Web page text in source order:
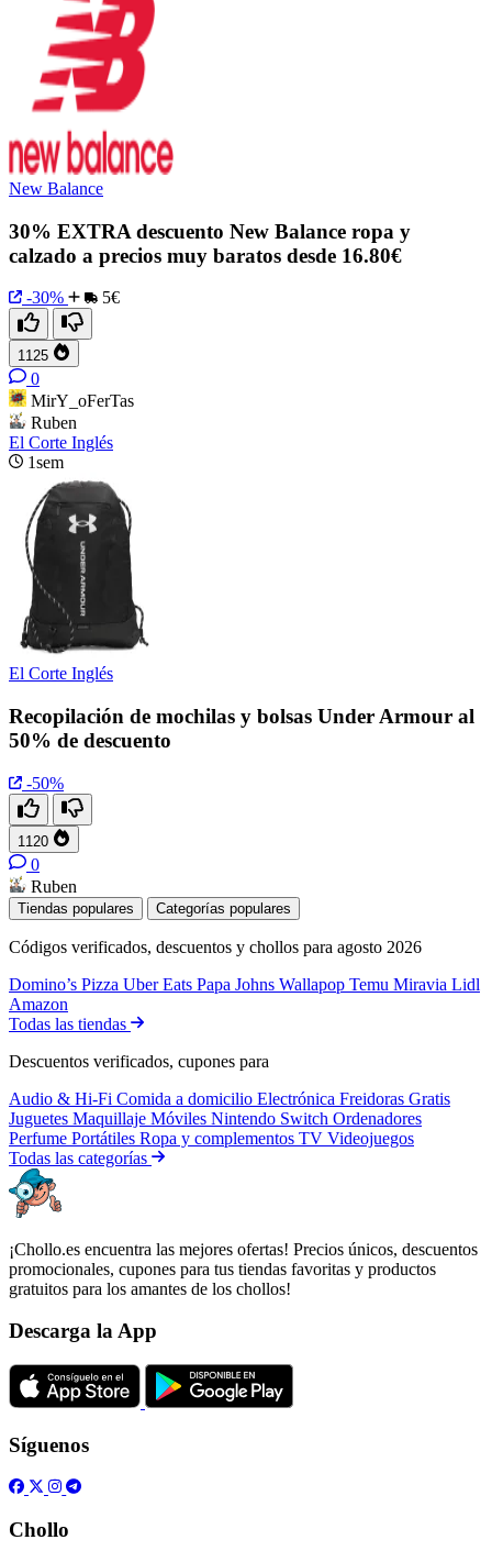
New Balance
30% EXTRA descuento New Balance ropa y
calzado a precios muy baratos desde 16.80€
-30% 5€
1125
0
MirY_oFerTas
Ruben
El Corte Inglés
1sem
El Corte Inglés
Recopilación de mochilas y bolsas Under Armour al
50% de descuento
-50%
1120
0
Ruben
Tiendas populares Categorías populares
Códigos verificados, descuentos y chollos para agosto 2026
Domino’s Pizza Uber Eats Papa Johns Wallapop Temu Miravia Lidl
Amazon
Todas las tiendas
Descuentos verificados, cupones para
Audio & Hi-Fi Comida a domicilio Electrónica Freidoras Gratis
Juguetes Maquillaje Móviles Nintendo Switch Ordenadores
Perfume Portátiles Ropa y complementos TV Videojuegos
Todas las categorías
¡Chollo.es encuentra las mejores ofertas! Precios únicos, descuentos
promocionales, cupones para tus tiendas favoritas y productos
gratuitos para los amantes de los chollos!
Descarga la App
Síguenos
Chollo